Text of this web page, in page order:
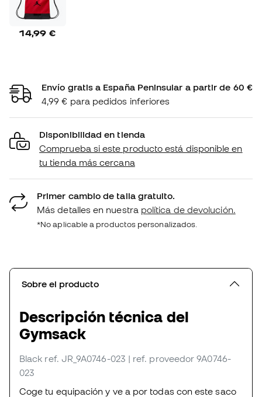
14,99 €
Envío gratis a España Peninsular a partir de 60 €
4,99 € para pedidos inferiores
Disponibilidad en tienda
Comprueba si este producto está disponible en
tu tienda más cercana
Primer cambio de talla gratuito.
Más detalles en nuestra política de devolución.
*No aplicable a productos personalizados.
Sobre el producto
Descripción técnica del
Gymsack
Black ref. JR_9A0746-023 | ref. proveedor 9A0746-
023
Coge tu equipación y ve a por todas con este saco